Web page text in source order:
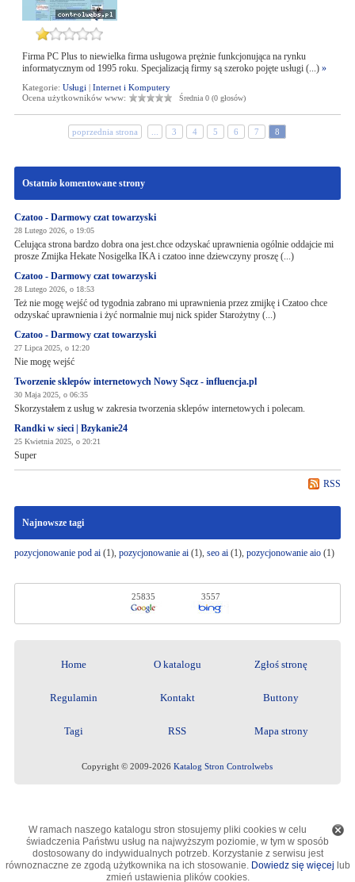
Firma PC Plus to niewielka firma usługowa prężnie funkcjonująca na rynku
informatycznym od 1995 roku. Specjalizacją firmy są szeroko pojęte usługi (...) »
Kategorie: Usługi | Internet i Komputery
Ocena użytkowników www:
Średnia 0 (0 głosów)
poprzednia strona 3 4 5 6 7 8
Ostatnio komentowane strony
Czatoo - Darmowy czat towarzyski
28 Lutego 2026, o 19:05
Celująca strona bardzo dobra ona jest.chce odzyskać uprawnienia ogólnie oddajcie mi
prosze Zmijka Hekate Nosigelka IKA i czatoo inne dziewczyny proszę (...)
Czatoo - Darmowy czat towarzyski
28 Lutego 2026, o 18:53
Też nie mogę wejść od tygodnia zabrano mi uprawnienia przez zmijkę i Czatoo chce
odzyskać uprawnienia i żyć normalnie muj nick spider Starożytny (...)
Czatoo - Darmowy czat towarzyski
27 Lipca 2025, o 12:20
Nie mogę wejść
Tworzenie sklepów internetowych Nowy Sącz - influencja.pl
30 Maja 2025, o 06:35
Skorzystałem z usług w zakresia tworzenia sklepów internetowych i polecam.
Randki w sieci | Bzykanie24
25 Kwietnia 2025, o 20:21
Super
RSS
Najnowsze tagi
pozycjonowanie pod ai(1), pozycjonowanie ai(1), seo ai(1), pozycjonowanie aio(1)
25835 3557
Home O katalogu Zgłoś stronę
Regulamin Kontakt Buttony
Tagi RSS Mapa strony
Copyright © 2009-2026Katalog Stron Controlwebs
W ramach naszego katalogu stron stosujemy pliki cookies w celu
świadczenia Państwu usług na najwyższym poziomie, w tym w sposób
dostosowany do indywidualnych potrzeb. Korzystanie z serwisu jest
równoznaczne ze zgodą użytkownika na ich stosowanie. Dowiedz się więcej lub
zmień ustawienia plików cookies.